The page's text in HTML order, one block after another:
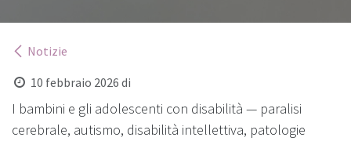
Notizie
10 febbraio 2026 di
I bambini e gli adolescenti con disabilità — paralisi
cerebrale, autismo, disabilità intellettiva, patologie